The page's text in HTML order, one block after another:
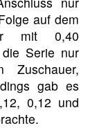
auf dem
mit 0,40
Serie nur
gab es
0,12 und